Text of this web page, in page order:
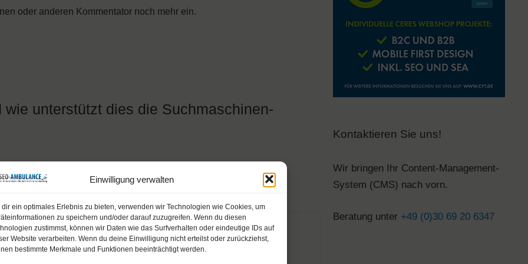
Einwilligung verwalten
dir ein optimales Erlebnis zu bieten, verwenden wir Technologien wie Cookies, um
zu speichern und/oder darauf zuzugreifen. Wenn du diesen
zustimmst, können wir Daten wie das Surfverhalten oder eindeutige IDs auf
Website verarbeiten. Wenn du deine Einwilligung nicht erteilst oder zurückziehst,
bestimmte Merkmale und Funktionen beeinträchtigt werden.
oder anderen Kommentator noch mehr ein.
unterstützt dies die Suchmaschinen-
Methoden eines Linkbaits geschrieben. Ist vielleicht noch
Kontaktieren Sie uns!
Wir bringen Ihr Content-Management-
System (CMS) nach vorn.
Beratung unter +49 (0)30 69 20 6347